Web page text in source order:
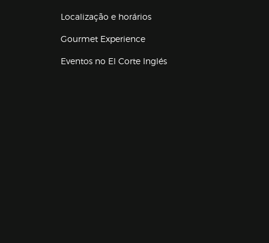
Localização e horários
Gourmet Experience
Eventos no El Corte Inglés